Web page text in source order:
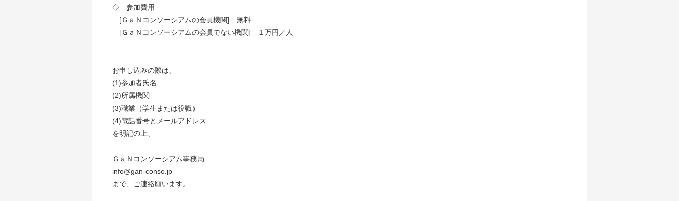
◇ 参加費用
[ＧａＮコンソーシアムの会員機関] 無料
[ＧａＮコンソーシアムの会員でない機関] １万円／人
お申し込みの際は、
(1)参加者氏名
(2)所属機関
(3)職業（学生または役職）
(4)電話番号とメールアドレス
を明記の上、
ＧａＮコンソーシアム事務局
info@gan-conso.jp
まで、ご連絡願います。